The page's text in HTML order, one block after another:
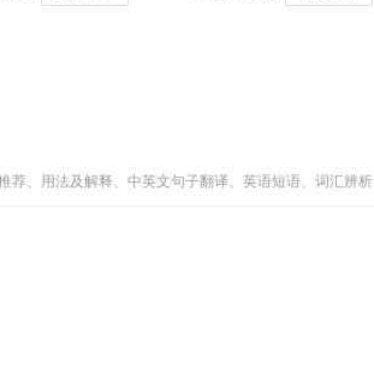
荐、用法及解释、中英文句子翻译、英语短语、词汇辨析